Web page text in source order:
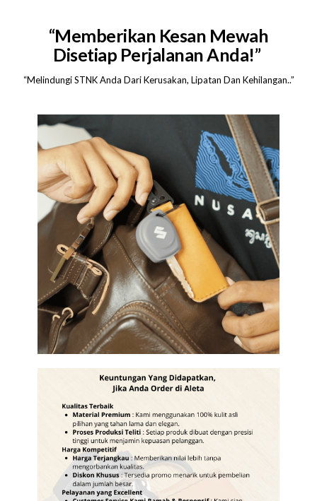
“Memberikan Kesan Mewah
Disetiap Perjalanan Anda!”
“Melindungi STNK Anda Dari Kerusakan, Lipatan Dan Kehilangan..”